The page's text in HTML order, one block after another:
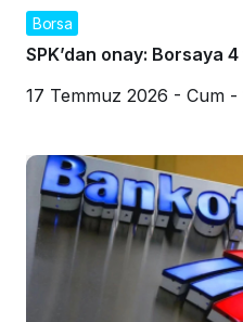
Borsa
SPK’dan onay: Borsaya
17 Temmuz 2026 - Cum -